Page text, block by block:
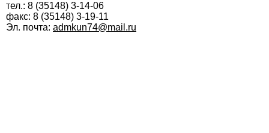
тел.: 8 (35148) 3-14-06
факс: 8 (35148) 3-19-11
Эл. почта: admkun74@mail.ru